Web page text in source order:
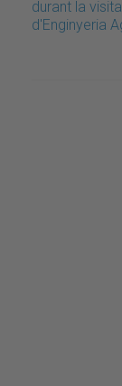
durant la
d'Enginyeria